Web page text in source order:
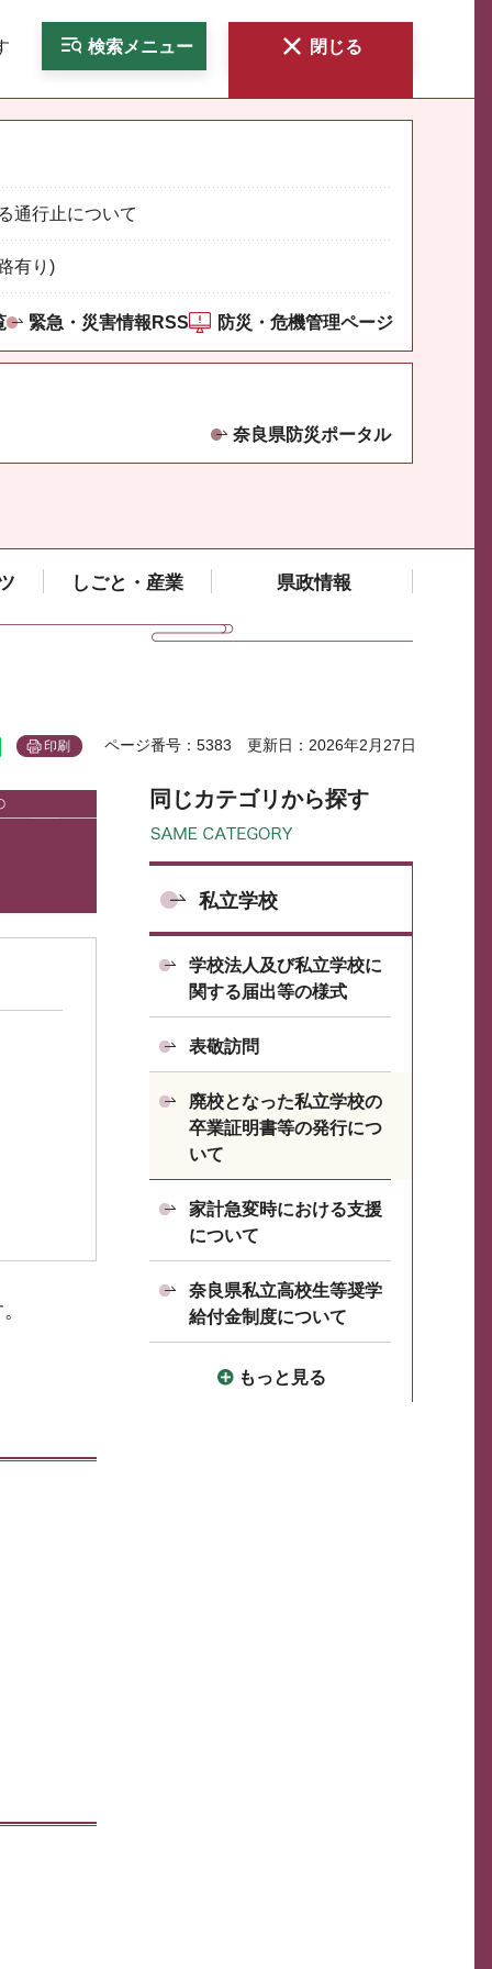
検索メニュー 閉じる
通行止について
有り)
緊急・災害情報RSS 防災・危機管理ページ
奈良県防災ポータル
しごと・産業 県政情報
印刷 ページ番号：5383 更新日：2026年2月27日
同じカテゴリから探す
私立学校
学校法人及び私立学校に
関する届出等の様式
表敬訪問
廃校となった私立学校の
卒業証明書等の発行につ
いて
家計急変時における支援
について
奈良県私立高校生等奨学
給付金制度について
もっと見る